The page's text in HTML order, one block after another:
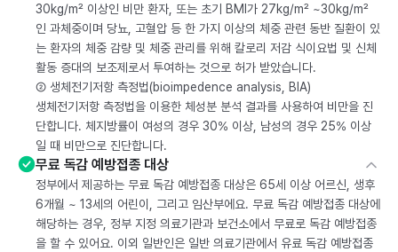
30kg/m² 이상인 비만 환자, 또는 초기 BMI가 27kg/m² ~30kg/m²
인 과체중이며 당뇨, 고혈압 등 한 가지 이상의 체중 관련 동반 질환이 있
는 환자의 체중 감량 및 체중 관리를 위해 칼로리 저감 식이요법 및 신체
활동 증대의 보조제로서 투여하는 것으로 허가 받았습니다.
② 생체전기저항 측정법(bioimpedence analysis, BIA)
생체전기저항 측정법을 이용한 체성분 분석 결과를 사용하여 비만을 진
단합니다. 체지방률이 여성의 경우 30% 이상, 남성의 경우 25% 이상
일 때 비만으로 진단합니다.
무료 독감 예방접종 대상
정부에서 제공하는 무료 독감 예방접종 대상은 65세 이상 어르신, 생후
6개월 ~ 13세의 어린이, 그리고 임산부에요. 무료 독감 예방접종 대상에
해당하는 경우, 정부 지정 의료기관과 보건소에서 무료로 독감 예방접종
을 할 수 있어요. 이외 일반인은 일반 의료기관에서 유료 독감 예방접종